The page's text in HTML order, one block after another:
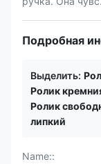
Подробная
Выделить:
Ролик
Ролик
липкий
Name::